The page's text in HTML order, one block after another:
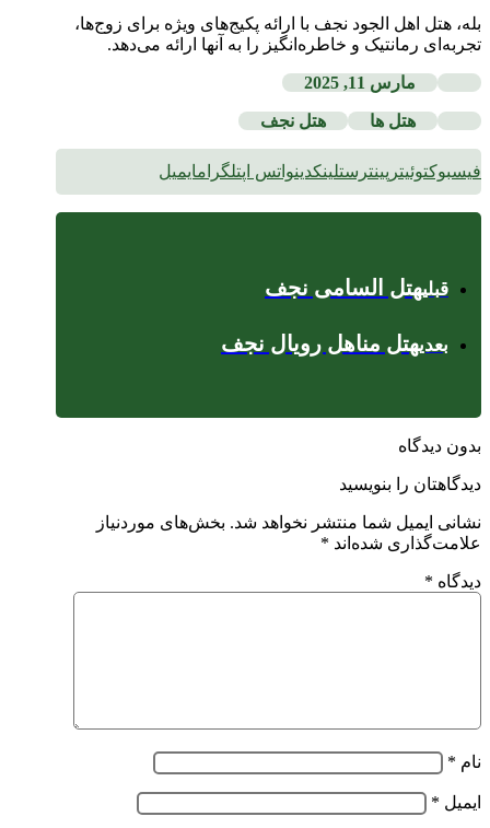
بله، هتل اهل الجود نجف با ارائه پکیج‌های ویژه برای زوج‌ها،
تجربه‌ای رمانتیک و خاطره‌انگیز را به آنها ارائه می‌دهد.
مارس 11, 2025
هتل ها هتل نجف
فیسبوکتوئیتر پینترستلینکدینواتس اپتلگرامایمیل
قبلیهتل السامی نجف
بعدیهتل مناهل رویال نجف
بدون دیدگاه
دیدگاهتان را بنویسید
نشانی ایمیل شما منتشر نخواهد شد. بخش‌های موردنیاز
علامت‌گذاری شده‌اند *
دیدگاه *
نام *
ایمیل *